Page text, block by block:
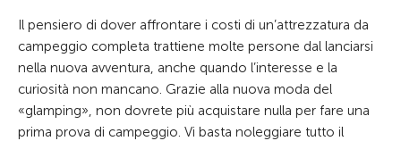
Il pensiero di dover affrontare i costi di un’attrezzatura da
campeggio completa trattiene molte persone dal lanciarsi
nella nuova avventura, anche quando l’interesse e la
curiosità non mancano. Grazie alla nuova moda del
«glamping», non dovrete più acquistare nulla per fare una
prima prova di campeggio. Vi basta noleggiare tutto il